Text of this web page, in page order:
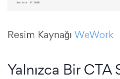
Resim Kaynağı WeWork
Yalnızca Bir CTA